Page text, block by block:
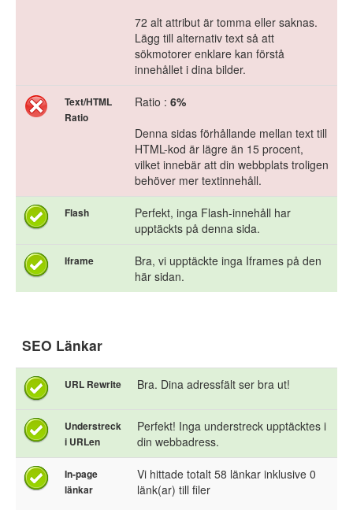
72 alt attribut är tomma eller saknas.
Lägg till alternativ text så att
sökmotorer enklare kan förstå
innehållet i dina bilder.
Text/HTML
Ratio
Ratio : 6%
Denna sidas förhållande mellan text till
HTML-kod är lägre än 15 procent,
vilket innebär att din webbplats troligen
behöver mer textinnehåll.
Flash
Perfekt, inga Flash-innehåll har
upptäckts på denna sida.
Iframe
Bra, vi upptäckte inga Iframes på den
här sidan.
SEO Länkar
URL Rewrite Bra. Dina adressfält ser bra ut!
Understreck
i URLen
Perfekt! Inga understreck upptäcktes i
din webbadress.
In-page
länkar
Vi hittade totalt 58 länkar inklusive 0
länk(ar) till filer